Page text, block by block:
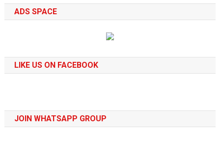
ADS SPACE
LIKE US ON FACEBOOK
JOIN WHATSAPP GROUP